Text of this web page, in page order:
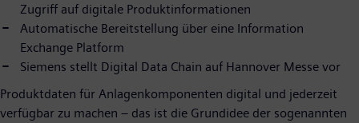
Zugriff auf digitale Produktinformationen
Automatische Bereitstellung über eine Information
Exchange Platform
Siemens stellt Digital Data Chain auf Hannover Messe vor
Produktdaten für Anlagenkomponenten digital und jederzeit
verfügbar zu machen – das ist die Grundidee der sogenannten